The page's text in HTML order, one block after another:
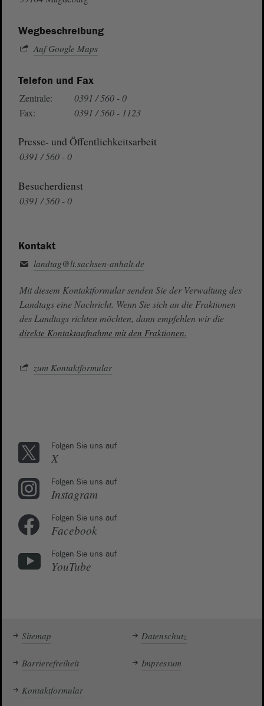
Wegbeschreibung
Auf Google Maps
Telefon und Fax
Zentrale:
0391 / 560 - 0
Fax:
0391 / 560 - 1123
Presse- und Öffentlichkeitsarbeit
0391 / 560 - 0
Besucherdienst
0391 / 560 - 0
Kontakt
landtag@lt.sachsen-anhalt.de
Mit diesem Kontaktformular senden Sie der Verwaltung des
Landtags eine Nachricht. Wenn Sie sich an die Fraktionen
des Landtags richten möchten, dann empfehlen wir die
direkte Kontaktaufnahme mit den Fraktionen.
zum Kontaktformular
Folgen Sie uns auf
X
Folgen Sie uns auf
Instagram
Folgen Sie uns auf
Facebook
Folgen Sie uns auf
YouTube
Sitemap Datenschutz
Barrierefreiheit Impressum
Kontaktformular